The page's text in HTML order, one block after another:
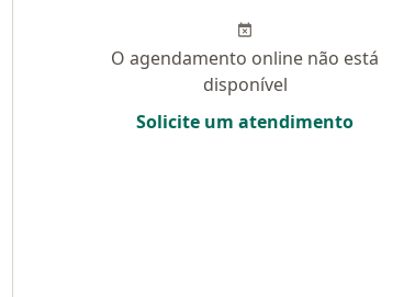
O agendamento online não está
disponível
Solicite um atendimento